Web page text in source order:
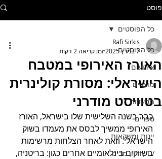
פוסט
כל הפוסטים
אירועים
מוצרים
מסעדות
ספרים
יינות ומשקאות
TV ,רדיו, מדיה
כל הפוסטים
האורז האירופי במטבח
הישראלי: מסורת קולינרית
בטוויסט מודרני
Rafi Sirkis
7 במרץ 2025
זמן קריאה 2 דקות
כבר בשנה השלישית שלו בישראל, האורז
האירופי ממשיך לבסס את מעמדו בשוק
הישראלי. וזאת לאחר הצלחות מרשימות
בשווקים בינלאומיים אחרים כגון: בריטניה,